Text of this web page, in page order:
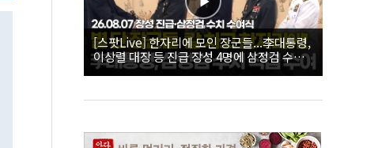
[스팟Live] 한자리에 모인 장군들...李대통령,
이상렬 대장 등 진급 장성 4명에 삼정검 수치
직접 수여｜26.08.07 장성 진급·삼정검 수치